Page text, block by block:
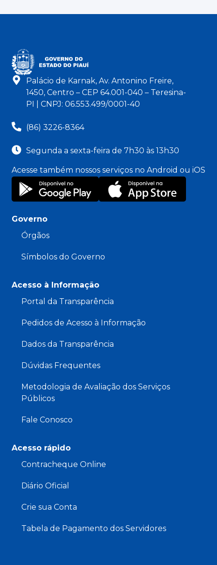
Palácio de Karnak, Av. Antonino Freire,
1450, Centro – CEP 64.001-040 – Teresina-
PI | CNPJ: 06.553.499/0001-40
(86) 3226-8364
Segunda a sexta-feira de 7h30 às 13h30
Acesse também nossos serviços no Android ou iOS
Governo
Órgãos
Símbolos do Governo
Acesso à Informação
Portal da Transparência
Pedidos de Acesso à Informação
Dados da Transparência
Dúvidas Frequentes
Metodologia de Avaliação dos Serviços
Públicos
Fale Conosco
Acesso rápido
Contracheque Online
Diário Oficial
Crie sua Conta
Tabela de Pagamento dos Servidores